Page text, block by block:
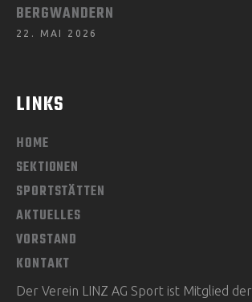
BERGWANDERN
22. MAI 2026
LINKS
HOME
SEKTIONEN
SPORTSTÄTTEN
AKTUELLES
VORSTAND
KONTAKT
Der Verein LINZ AG Sport ist Mitglied der